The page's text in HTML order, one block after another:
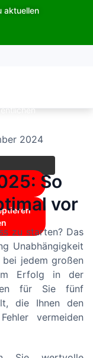
aktuellen
2024
So
vor
zu starten? Das
Unabhängigkeit
jedem großen
Erfolg in der
für Sie fünf
die Ihnen den
vermeiden